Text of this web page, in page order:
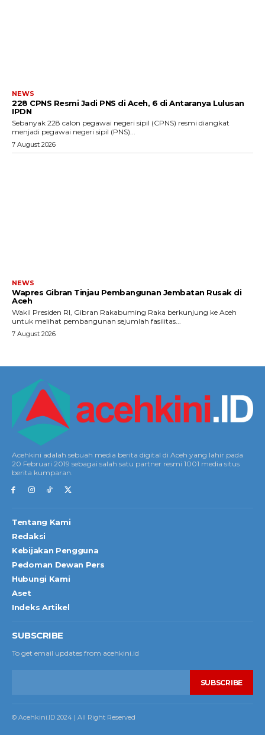
NEWS
228 CPNS Resmi Jadi PNS di Aceh, 6 di Antaranya Lulusan
IPDN
Sebanyak 228 calon pegawai negeri sipil (CPNS) resmi diangkat
menjadi pegawai negeri sipil (PNS)...
7 August 2026
NEWS
Wapres Gibran Tinjau Pembangunan Jembatan Rusak di
Aceh
Wakil Presiden RI, Gibran Rakabuming Raka berkunjung ke Aceh
untuk melihat pembangunan sejumlah fasilitas...
7 August 2026
Acehkini adalah sebuah media berita digital di Aceh yang lahir pada
20 Februari 2019 sebagai salah satu partner resmi 1001 media situs
berita kumparan.
Tentang Kami
Redaksi
Kebijakan Pengguna
Pedoman Dewan Pers
Hubungi Kami
Aset
Indeks Artikel
SUBSCRIBE
To get email updates from acehkini.id
SUBSCRIBE
© Acehkini.ID 2024 | All Right Reserved